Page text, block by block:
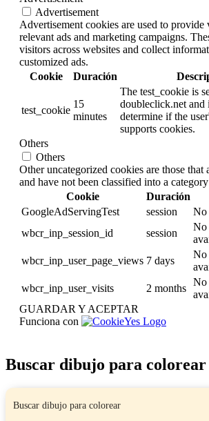
Advertisement
Advertisement cookies are used to provide
relevant ads and marketing campaigns.
visitors across websites and collect
customized ads.
Cookie
Duración
test_cookie
15
minutes
The test_cookie is
doubleclick.net and
determine if the
supports cookies.
Others
Others
Other uncategorized cookies are those that
and have not been classified into a
Cookie
Duración
GoogleAdServingTest
session
No
wbcr_inp_session_id
session
No
wbcr_inp_user_page_views 7 days
No
wbcr_inp_user_visits
2 months
No
GUARDAR Y ACEPTAR
Funciona con
Buscar dibujo para colorear